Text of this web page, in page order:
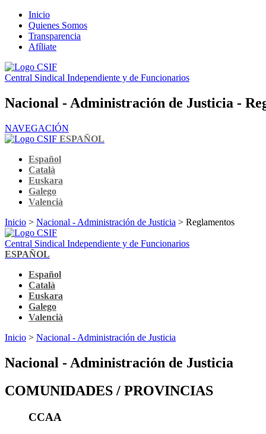
Inicio
Quienes Somos
Transparencia
Afíliate
Central Sindical Independiente y de Funcionarios
Nacional - Administración de Justicia -
NAVEGACIÓN
ESPAÑOL
Español
Català
Euskara
Galego
Valencià
Inicio > Nacional - Administración de Justicia > Reglamentos
Central Sindical Independiente y de Funcionarios
ESPAÑOL
Español
Català
Euskara
Galego
Valencià
Inicio > Nacional - Administración de Justicia
Nacional - Administración de Justicia
COMUNIDADES / PROVINCIAS
CCAA